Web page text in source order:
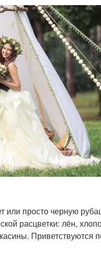
просто черную
расцветки: лён,
Приветствуются